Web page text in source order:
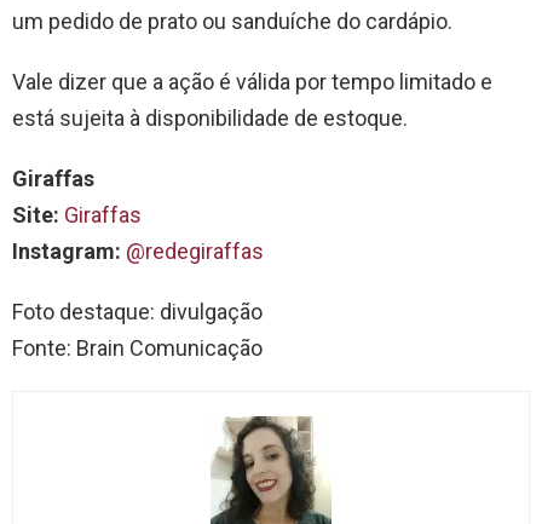
um pedido de prato ou sanduíche do cardápio.
Vale dizer que a ação é válida por tempo limitado e
está sujeita à disponibilidade de estoque.
Giraffas
Site: Giraffas
Instagram: @redegiraffas
Foto destaque: divulgação
Fonte: Brain Comunicação